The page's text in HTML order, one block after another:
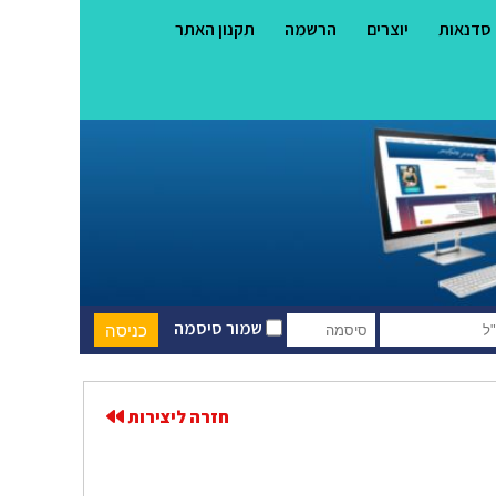
סדנאות יוצרים הרשמה תקנון האתר
שמור סיסמה
חזרה ליצירות